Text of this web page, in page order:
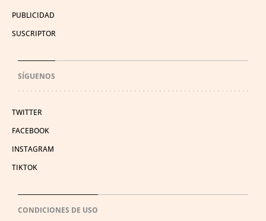
PUBLICIDAD
SUSCRIPTOR
SÍGUENOS
TWITTER
FACEBOOK
INSTAGRAM
TIKTOK
CONDICIONES DE USO